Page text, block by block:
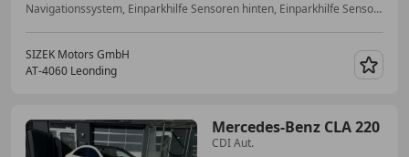
Navigationssystem, Einparkhilfe Sensoren hinten, Einparkhilfe Sensoren vorne, Isofix, 2-Zonen-Klimaautomatik, Alufelgen, Anhängerkupplung, Elektrische Fensterheber
SIZEK Motors GmbH
AT-4060 Leonding
Mercedes-Benz CLA 220
CDI Aut.